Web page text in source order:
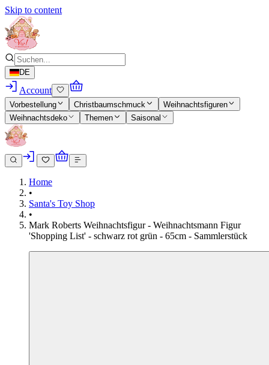
Skip to content
DE
Account
Vorbestellung Christbaumschmuck
Weihnachtsfiguren
Weihnachtsdeko
Themen Saisonal
Home
•
Santa's Toy Shop
•
Mark Roberts Weihnachtsfigur - Weihnachtsmann Figur
'Shopping List' - schwarz rot grün - 65cm - Sammlerstück